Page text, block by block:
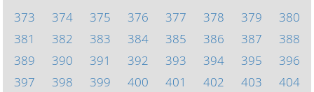
373
374 375 376 377 378 379
380
381
382 383 384 385 386 387
388
389
390 391 392 393 394 395
396
397
398 399 400 401 402 403 404